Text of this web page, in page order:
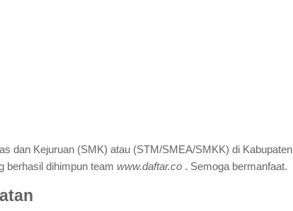
dan Kejuruan (SMK) atau (STM/SMEA/SMKK) di Kabupaten
berhasil dihimpun team www.daftar.co . Semoga bermanfaat.